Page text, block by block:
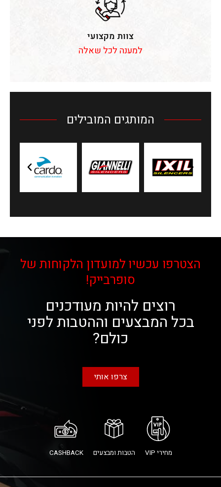
צוות מקצועי
למענה לכל שאלה
המותגים המובילים
הצטרפו עכשיו למועדון הלקוחות של
סופרבייק!
רוצים להיות מעודכנים
בכל המבצעים וההטבות לפני
כולם?
צרפו אותי
מחירי VIP הטבות ומבצעים CASHBACK